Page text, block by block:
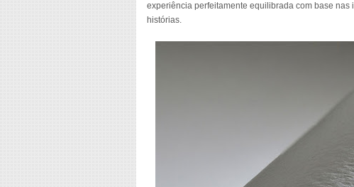
experiência perfeitamente equilibrada com base
histórias.